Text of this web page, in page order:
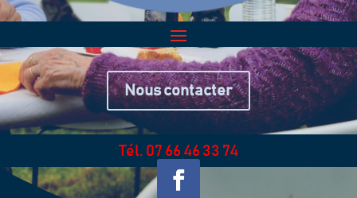
Nous contacter
Tél. 07 66 46 33 74